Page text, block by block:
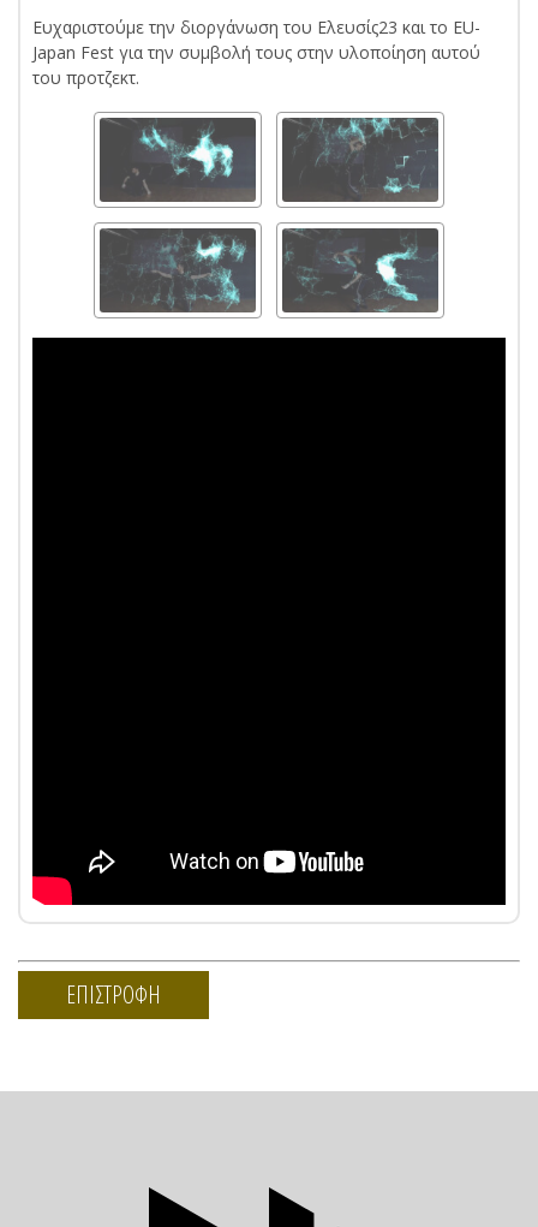
Ευχαριστούμε την διοργάνωση του Ελευσίς23 και το EU-
Japan Fest για την συμβολή τους στην υλοποίηση αυτού
του προτζεκτ.
ΕΠΙΣΤΡΟΦΗ